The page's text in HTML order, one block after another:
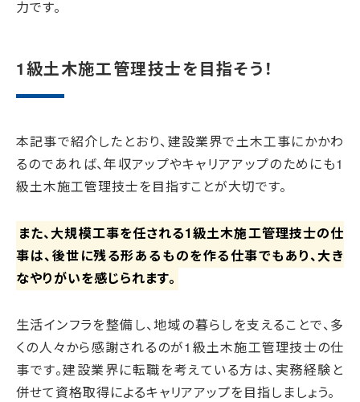
力です。
1級土木施工管理技士を目指そう！
本記事で紹介したとおり、建設業界で土木工事にかかわ
るのであれば、年収アップやキャリアアップのためにも1
級土木施工管理技士を目指すことが大切です。
また、大規模工事を任される1級土木施工管理技士の仕
事は、後世に残る形あるものを作る仕事でもあり、大き
なやりがいを感じられます。
生活インフラを整備し、地域の暮らしを支えることで、多
くの人々から感謝されるのが1級土木施工管理技士の仕
事です。建設業界に転職を考えている方は、実務経験と
併せて資格取得によるキャリアアップを目指しましょう。